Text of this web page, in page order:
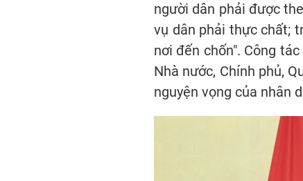
người dân phải được
vụ dân phải thực chất;
nơi đến chốn". Công
Nhà nước, Chính phủ,
nguyện vọng của nhân